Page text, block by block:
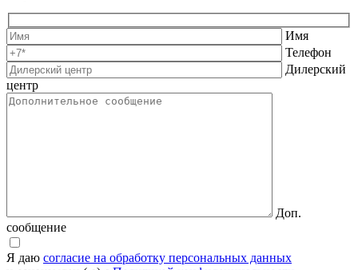
Имя
Телефон
Дилерский
центр
Доп.
сообщение
Я даю согласие на обработку персональных данных